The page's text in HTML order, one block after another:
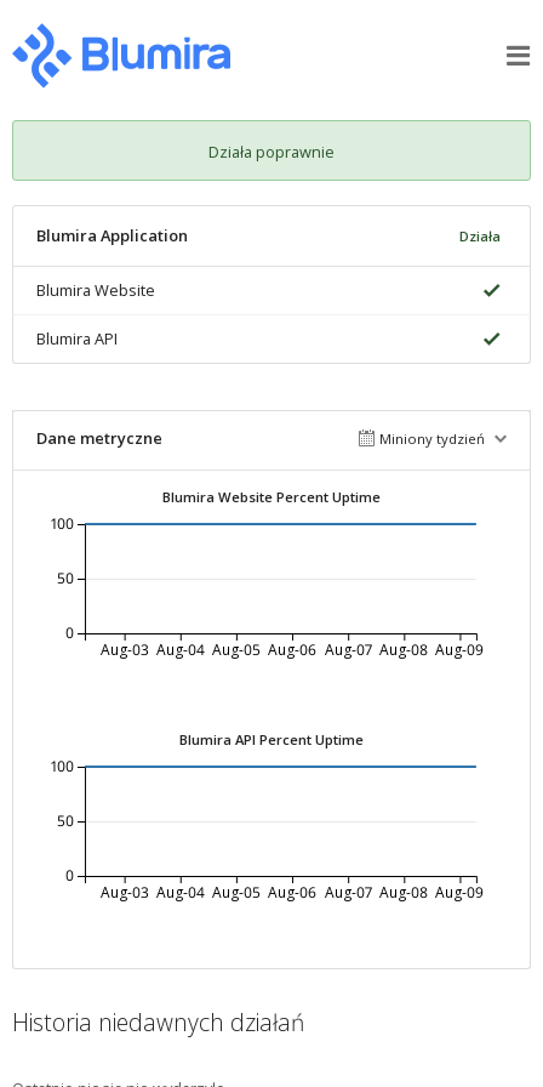
Działa poprawnie
Blumira Application Działa
Blumira Website
Blumira API
Dane metryczne Miniony tydzień
Blumira Website Percent Uptime
Aug-03 Aug-04 Aug-05 Aug-06 Aug-07 Aug-08 Aug-09
0
50
100
Blumira API Percent Uptime
Aug-03 Aug-04 Aug-05 Aug-06 Aug-07 Aug-08 Aug-09
0
50
100
Historia niedawnych działań